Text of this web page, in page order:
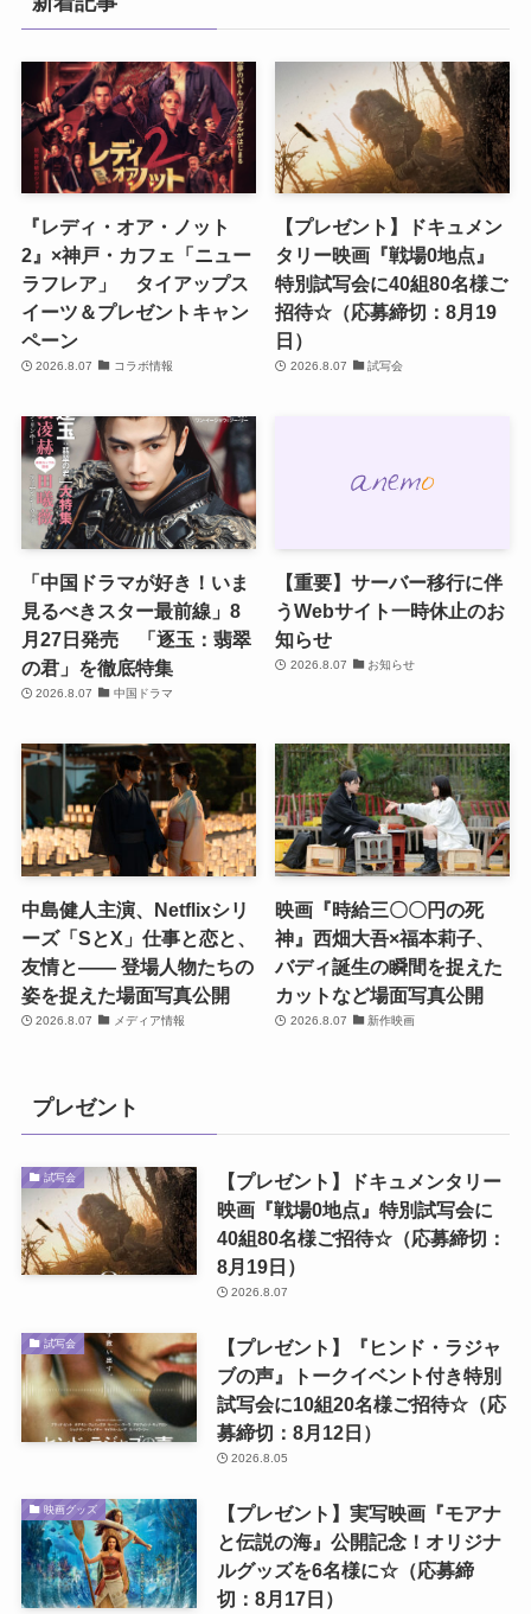
『レディ・オア・ノット
2』×神戸・カフェ「ニュー
ラフレア」 タイアップス
イーツ＆プレゼントキャン
ペーン
2026.8.07 コラボ情報
【プレゼント】ドキュメン
タリー映画『戦場0地点』
特別試写会に40組80名様ご
招待☆（応募締切：8月19
日）
2026.8.07 試写会
「中国ドラマが好き！いま
見るべきスター最前線」8
月27日発売 「逐玉：翡翠
の君」を徹底特集
2026.8.07 中国ドラマ
【重要】サーバー移行に伴
うWebサイト一時休止のお
知らせ
2026.8.07 お知らせ
中島健人主演、Netflixシリ
ーズ「SとX」仕事と恋と、
友情と―― 登場人物たちの
姿を捉えた場面写真公開
2026.8.07 メディア情報
映画『時給三〇〇円の死
神』西畑大吾×福本莉子、
バディ誕生の瞬間を捉えた
カットなど場面写真公開
2026.8.07 新作映画
プレゼント
試写会
【プレゼント】ドキュメンタリー
映画『戦場0地点』特別試写会に
40組80名様ご招待☆（応募締切：
8月19日）
2026.8.07
試写会
【プレゼント】『ヒンド・ラジャ
ブの声』トークイベント付き特別
試写会に10組20名様ご招待☆（応
募締切：8月12日）
2026.8.05
映画グッズ
【プレゼント】実写映画『モアナ
と伝説の海』公開記念！オリジナ
ルグッズを6名様に☆（応募締
切：8月17日）